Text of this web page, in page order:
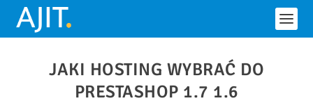
JAKI HOSTING WYBRAĆ DO
PRESTASHOP 1.7 1.6